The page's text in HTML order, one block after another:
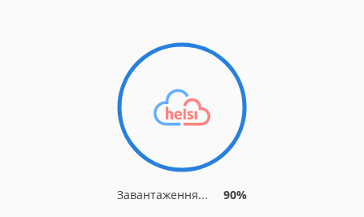
Завантаження... 90%